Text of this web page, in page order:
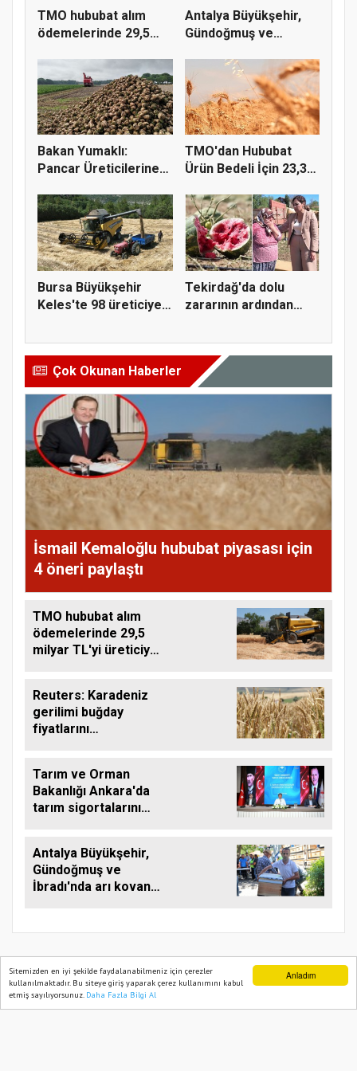
Anladım
Sitemizden en iyi şekilde faydalanabilmeniz için çerezler
kullanılmaktadır. Bu siteye giriş yaparak çerez kullanımını kabul
etmiş sayılıyorsunuz. Daha Fazla Bilgi Al
TMO hububat alım
ödemelerinde 29,5
Antalya Büyükşehir,
Gündoğmuş ve
Bakan Yumaklı:
Pancar Üreticilerine
TMO'dan Hububat
Ürün Bedeli İçin 23,3
Bursa Büyükşehir
Keles'te 98 üreticiye
Tekirdağ'da dolu
zararının ardından
Çok Okunan Haberler
İsmail Kemaloğlu hububat piyasası için
4 öneri paylaştı
TMO hububat alım
ödemelerinde 29,5
milyar TL'yi üreticiye
Reuters: Karadeniz
gerilimi buğday
fiyatlarını
Tarım ve Orman
Bakanlığı Ankara'da
tarım sigortalarını
Antalya Büyükşehir,
Gündoğmuş ve
İbradı'nda arı kovanı
TARIM PUSULASI
OnemsoftHaber Yazılımı
Ana Sayfa Web TV